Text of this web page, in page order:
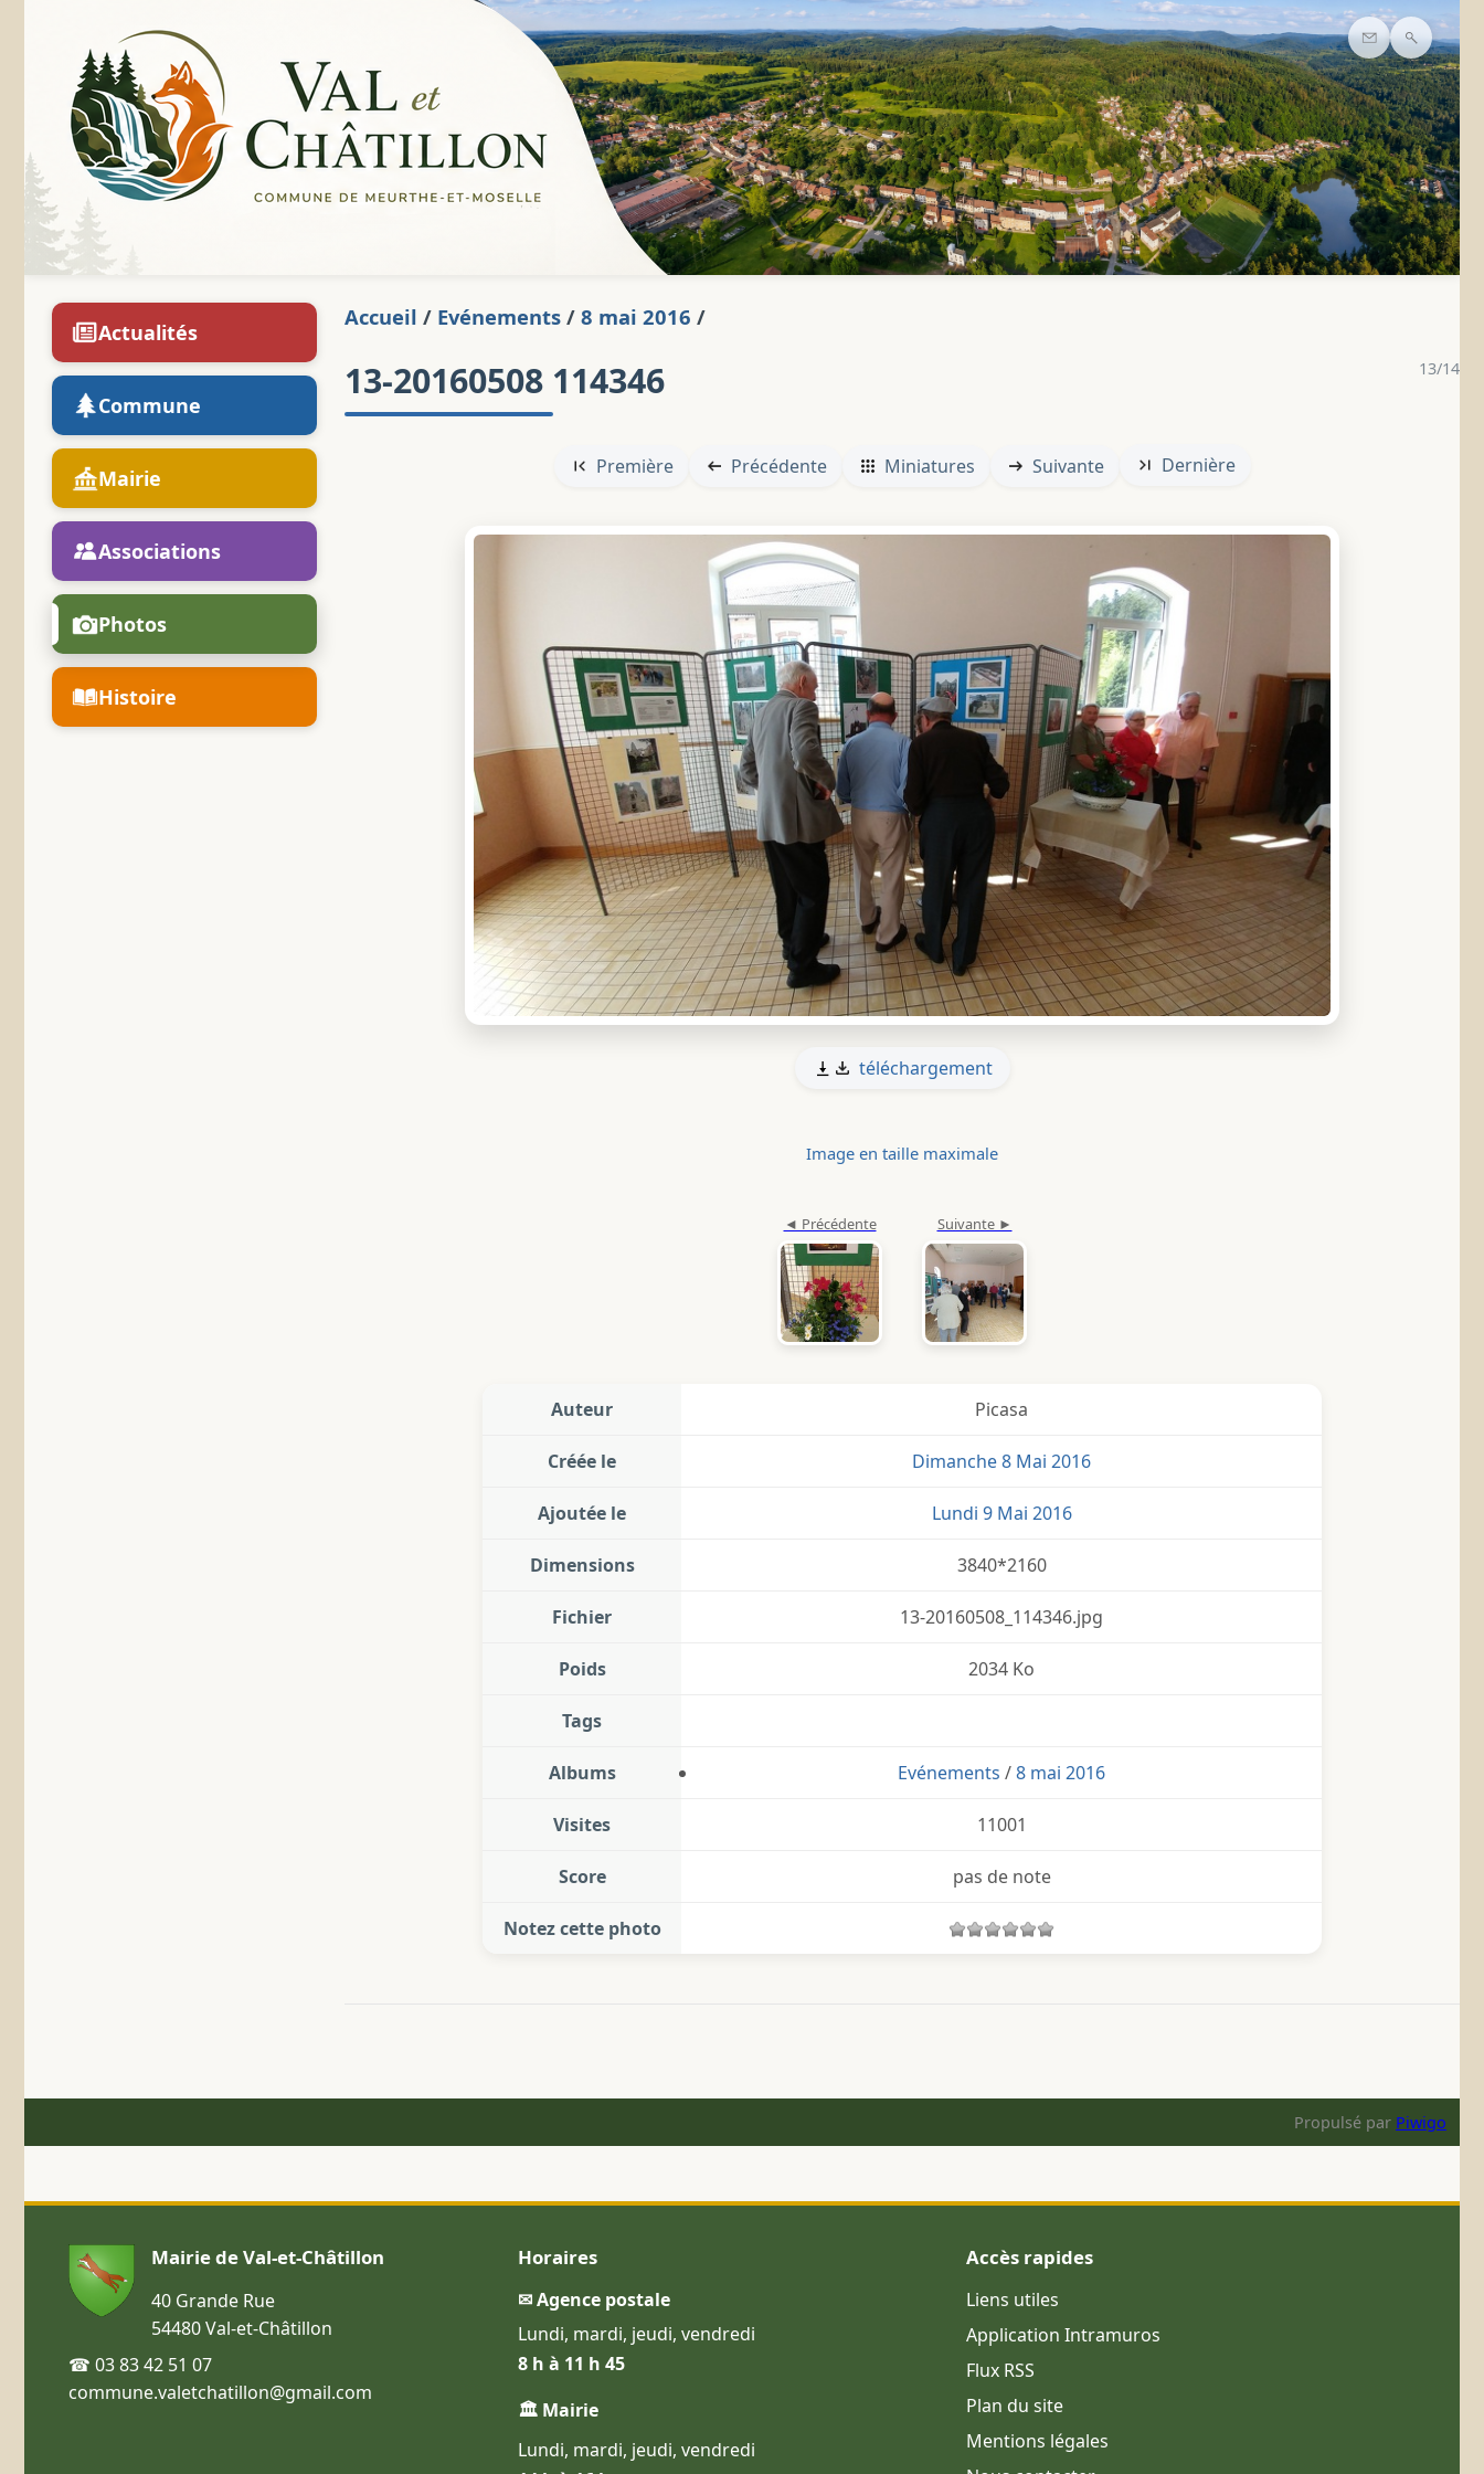
Contact
Actualités
Commune
Mairie
Associations
Photos
Histoire
Accueil / Evénements / 8 mai 2016 /
13/14
13-20160508 114346
Première Précédente Miniatures Suivante Dernière
téléchargement
Image en taille maximale
Auteur Picasa
Créée le Dimanche 8 Mai 2016
Ajoutée le Lundi 9 Mai 2016
Dimensions 3840*2160
Fichier 13-20160508_114346.jpg
Poids 2034 Ko
Tags
Albums Evénements /8 mai 2016
Visites 11001
Score pas de note
Notez cette photo
Propulsé par Piwigo
Mairie de Val-et-Châtillon
40 Grande Rue
54480 Val-et-Châtillon
☎ 03 83 42 51 07
commune.valetchatillon@gmail.com
Horaires
✉ Agence postale
Lundi, mardi, jeudi, vendredi
8 h à 11 h 45
🏛 Mairie
Lundi, mardi, jeudi, vendredi
Accès rapides
Liens utiles
Application Intramuros
Flux RSS
Plan du site
Mentions légales